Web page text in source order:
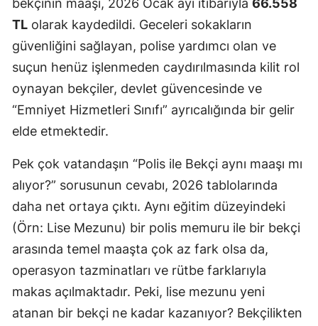
bekçinin maaşı, 2026 Ocak ayı itibarıyla 66.558
TL olarak kaydedildi. Geceleri sokakların
güvenliğini sağlayan, polise yardımcı olan ve
suçun henüz işlenmeden caydırılmasında kilit rol
oynayan bekçiler, devlet güvencesinde ve
“Emniyet Hizmetleri Sınıfı” ayrıcalığında bir gelir
elde etmektedir.
Pek çok vatandaşın “Polis ile Bekçi aynı maaşı mı
alıyor?” sorusunun cevabı, 2026 tablolarında
daha net ortaya çıktı. Aynı eğitim düzeyindeki
(Örn: Lise Mezunu) bir polis memuru ile bir bekçi
arasında temel maaşta çok az fark olsa da,
operasyon tazminatları ve rütbe farklarıyla
makas açılmaktadır. Peki, lise mezunu yeni
atanan bir bekçi ne kadar kazanıyor? Bekçilikten